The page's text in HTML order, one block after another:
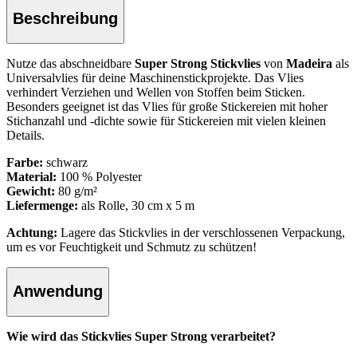
Beschreibung
Nutze das abschneidbare Super Strong Stickvlies von Madeira als
Universalvlies für deine Maschinenstickprojekte. Das Vlies
verhindert Verziehen und Wellen von Stoffen beim Sticken.
Besonders geeignet ist das Vlies für große Stickereien mit hoher
Stichanzahl und -dichte sowie für Stickereien mit vielen kleinen
Details.
Farbe: schwarz
Material: 100 % Polyester
Gewicht: 80 g/m²
Liefermenge: als Rolle, 30 cm x 5 m
Achtung: Lagere das Stickvlies in der verschlossenen Verpackung,
um es vor Feuchtigkeit und Schmutz zu schützen!
Anwendung
Wie wird das Stickvlies Super Strong verarbeitet?